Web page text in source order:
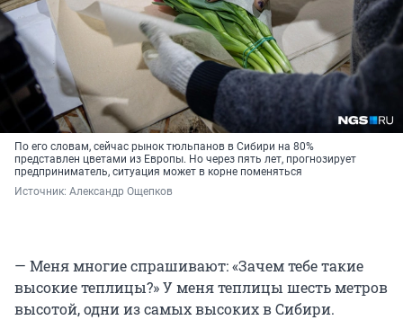
По его словам, сейчас рынок тюльпанов в Сибири на 80%
представлен цветами из Европы. Но через пять лет, прогнозирует
предприниматель, ситуация может в корне поменяться
Источник: Александр Ощепков
— Меня многие спрашивают: «Зачем тебе такие
высокие теплицы?» У меня теплицы шесть метров
высотой, одни из самых высоких в Сибири.